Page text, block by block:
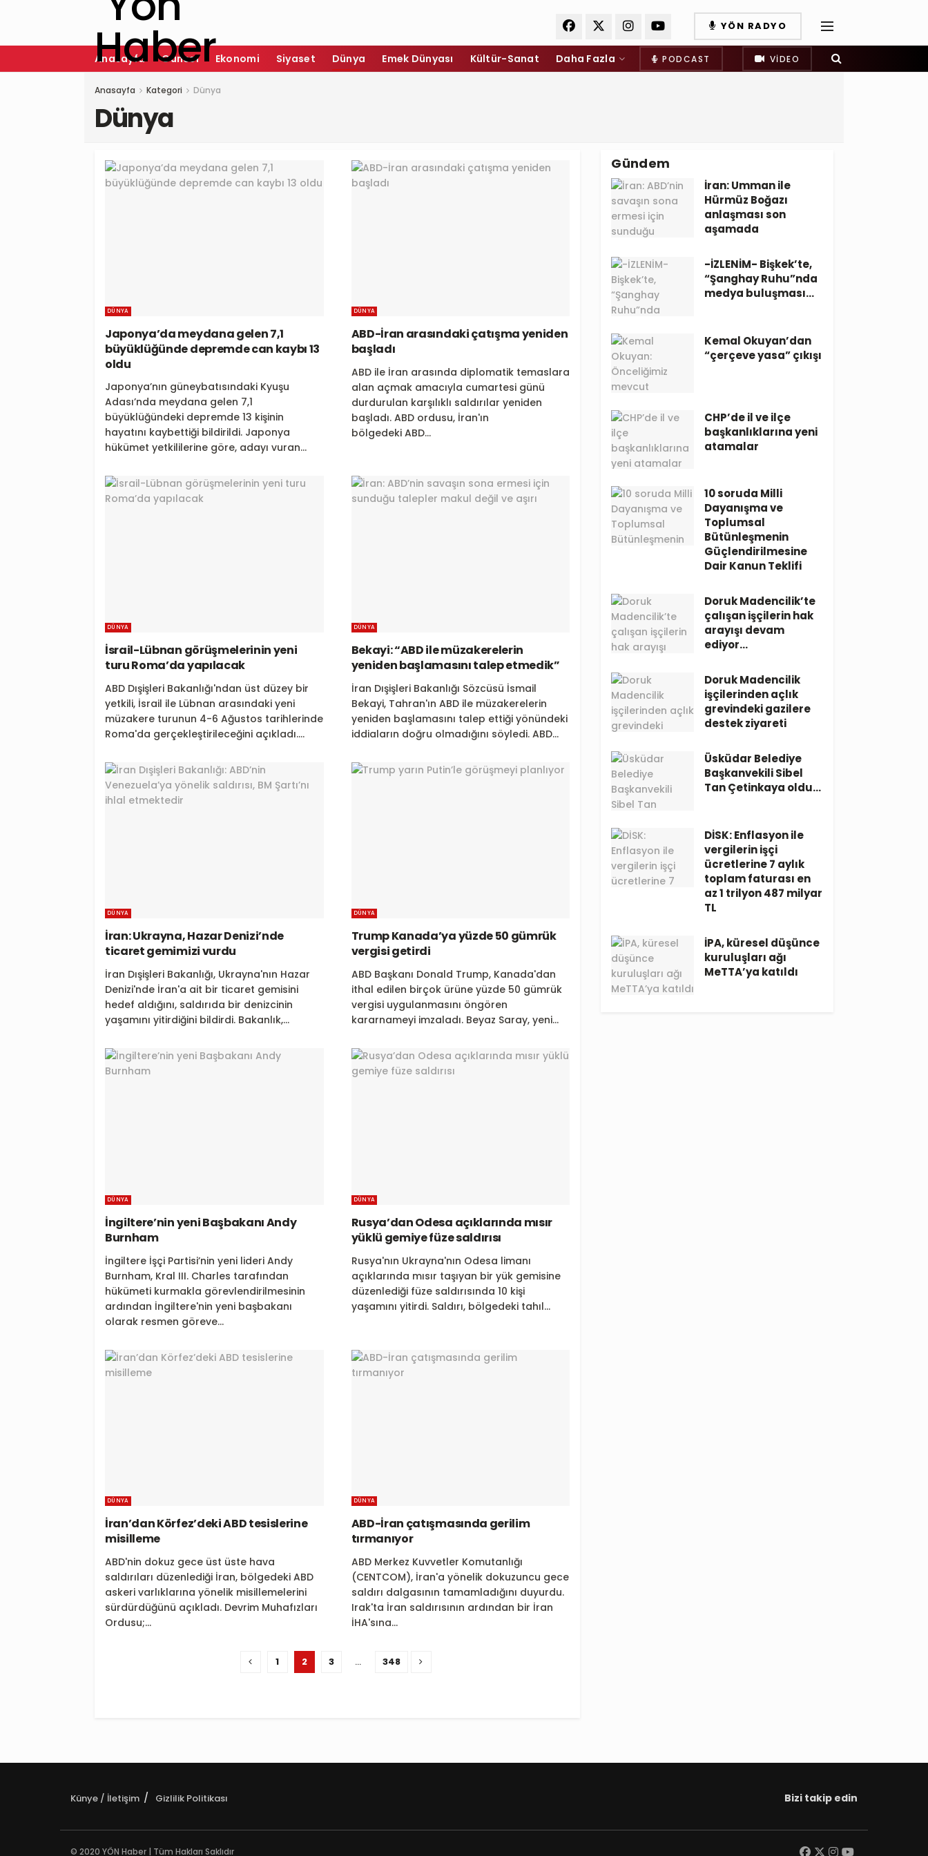
YÖN RADYO
Anasayfa Güncel Ekonomi Siyaset Dünya Emek Dünyası Kültür-Sanat Daha Fazla PODCAST VIDEO
Anasayfa Kategori Dünya
Dünya
DÜNYA
Japonya’da meydana gelen 7,1
büyüklüğünde depremde can kaybı 13
oldu
Japonya’nın güneybatısındaki Kyuşu
Adası’nda meydana gelen 7,1
büyüklüğündeki depremde 13 kişinin
hayatını kaybettiği bildirildi. Japonya
hükümet yetkililerine göre, adayı vuran...
DÜNYA
ABD-İran arasındaki çatışma yeniden
başladı
ABD ile İran arasında diplomatik temaslara
alan açmak amacıyla cumartesi günü
durdurulan karşılıklı saldırılar yeniden
başladı. ABD ordusu, İran'ın
bölgedeki ABD...
DÜNYA
İsrail-Lübnan görüşmelerinin yeni
turu Roma’da yapılacak
ABD Dışişleri Bakanlığı'ndan üst düzey bir
yetkili, İsrail ile Lübnan arasındaki yeni
müzakere turunun 4-6 Ağustos tarihlerinde
Roma'da gerçekleştirileceğini açıkladı....
DÜNYA
Bekayi: “ABD ile müzakerelerin
yeniden başlamasını talep etmedik”
İran Dışişleri Bakanlığı Sözcüsü İsmail
Bekayi, Tahran'ın ABD ile müzakerelerin
yeniden başlamasını talep ettiği yönündeki
iddiaların doğru olmadığını söyledi. ABD...
DÜNYA
İran: Ukrayna, Hazar Denizi’nde
ticaret gemimizi vurdu
İran Dışişleri Bakanlığı, Ukrayna'nın Hazar
Denizi'nde İran'a ait bir ticaret gemisini
hedef aldığını, saldırıda bir denizcinin
yaşamını yitirdiğini bildirdi. Bakanlık,...
DÜNYA
Trump Kanada’ya yüzde 50 gümrük
vergisi getirdi
ABD Başkanı Donald Trump, Kanada'dan
ithal edilen birçok ürüne yüzde 50 gümrük
vergisi uygulanmasını öngören
kararnameyi imzaladı. Beyaz Saray, yeni...
DÜNYA
İngiltere’nin yeni Başbakanı Andy
Burnham
İngiltere İşçi Partisi’nin yeni lideri Andy
Burnham, Kral III. Charles tarafından
hükümeti kurmakla görevlendirilmesinin
ardından İngiltere'nin yeni başbakanı
olarak resmen göreve...
DÜNYA
Rusya’dan Odesa açıklarında mısır
yüklü gemiye füze saldırısı
Rusya'nın Ukrayna'nın Odesa limanı
açıklarında mısır taşıyan bir yük gemisine
düzenlediği füze saldırısında 10 kişi
yaşamını yitirdi. Saldırı, bölgedeki tahıl...
DÜNYA
İran’dan Körfez’deki ABD tesislerine
misilleme
ABD'nin dokuz gece üst üste hava
saldırıları düzenlediği İran, bölgedeki ABD
askeri varlıklarına yönelik misillemelerini
sürdürdüğünü açıkladı. Devrim Muhafızları
Ordusu;...
DÜNYA
ABD-İran çatışmasında gerilim
tırmanıyor
ABD Merkez Kuvvetler Komutanlığı
(CENTCOM), İran'a yönelik dokuzuncu gece
saldırı dalgasının tamamladığını duyurdu.
Irak'ta İran saldırısının ardından bir İran
İHA'sına...
1 2 3 … 348
Gündem
İran: Umman ile
Hürmüz Boğazı
anlaşması son
aşamada
-İZLENİM- Bişkek’te,
“Şanghay Ruhu”nda
medya buluşması…
Kemal Okuyan’dan
“çerçeve yasa” çıkışı
CHP’de il ve ilçe
başkanlıklarına yeni
atamalar
10 soruda Milli
Dayanışma ve
Toplumsal
Bütünleşmenin
Güçlendirilmesine
Dair Kanun Teklifi
Doruk Madencilik’te
çalışan işçilerin hak
arayışı devam
ediyor…
Doruk Madencilik
işçilerinden açlık
grevindeki gazilere
destek ziyareti
Üsküdar Belediye
Başkanvekili Sibel
Tan Çetinkaya oldu…
DİSK: Enflasyon ile
vergilerin işçi
ücretlerine 7 aylık
toplam faturası en
az 1 trilyon 487 milyar
TL
İPA, küresel düşünce
kuruluşları ağı
MeTTA’ya katıldı
Künye / İletişim Gizlilik Politikası Bizi takip edin
© 2020 YÖN Haber | Tüm Hakları Saklıdır